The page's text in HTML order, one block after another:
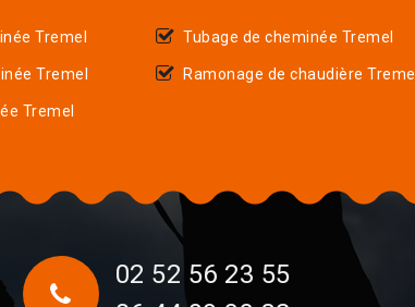
Tremel
Tremel
Tremel
Tubage de cheminée Tremel
Ramonage de chaudière Tremel
02 52 56 23 55